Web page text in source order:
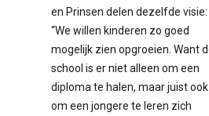
en Prinsen delen dezelfde visie:
“We willen kinderen zo goed
mogelijk zien opgroeien. Want
school is er niet alleen om een
diploma te halen, maar juist ook
om een jongere te leren zich